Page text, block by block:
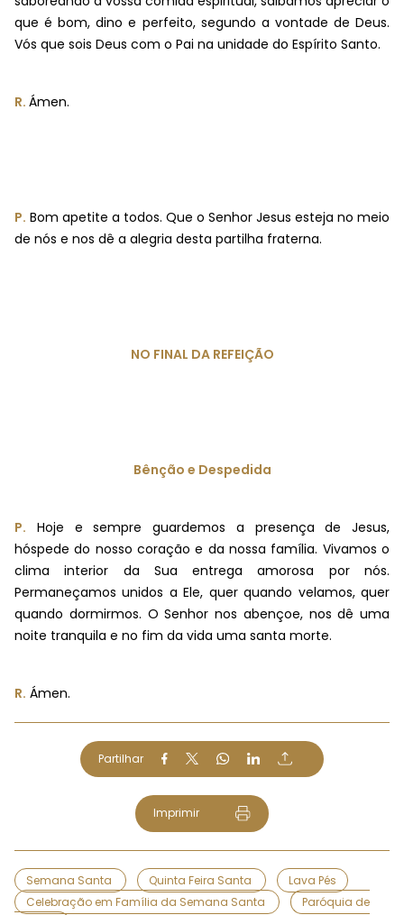
que é bom, dino e perfeito, segundo a vontade de Deus.
Vós que sois Deus com o Pai na unidade do Espírito Santo.
R. Ámen.
P. Bom apetite a todos. Que o Senhor Jesus esteja no meio
de nós e nos dê a alegria desta partilha fraterna.
NO FINAL DA REFEIÇÃO
Bênção e Despedida
P. Hoje e sempre guardemos a presença de Jesus,
hóspede do nosso coração e da nossa família. Vivamos o
clima interior da Sua entrega amorosa por nós.
Permaneçamos unidos a Ele, quer quando velamos, quer
quando dormirmos. O Senhor nos abençoe, nos dê uma
noite tranquila e no fim da vida uma santa morte.
R. Ámen.
Partilhar
Imprimir
Semana Santa Quinta Feira Santa
Lava Pés
Celebração em Família da Semana Santa
Paróquia de